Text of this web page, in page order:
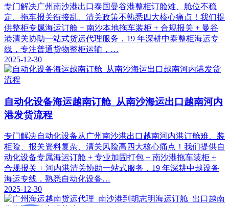
专门解决广州南沙港出口泰国曼谷港整柜订舱难、舱位不稳
定、拖车报关衔接乱、清关政策不熟悉四大核心痛点！我们提
供整柜专属海运订舱 + 南沙本地拖车装柜 + 合规报关 + 曼谷
港清关协助一站式货运代理服务，19 年深耕中泰整柜海运专
线，专注普通货物整柜运输，…
2025-12-30
自动化设备海运越南订舱_从南沙海运出口越南河内
港发货流程
专门解决自动化设备从广州南沙港出口越南河内港订舱难、装
柜险、报关资料复杂、清关风险高四大核心痛点！我们提供自
动化设备专属海运订舱 + 专业加固打包 + 南沙港拖车装柜 +
合规报关 + 河内港清关协助一站式服务，19 年深耕中越设备
海运专线，熟悉自动化设备…
2025-12-30